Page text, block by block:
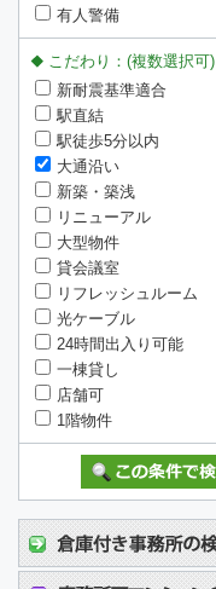
有人警備
こだわり：(複数選択可)
新耐震基準適合
駅直結
駅徒歩5分以内
大通沿い
新築・築浅
リニューアル
大型物件
貸会議室
リフレッシュルーム
光ケーブル
24時間出入り可能
一棟貸し
店舗可
1階物件